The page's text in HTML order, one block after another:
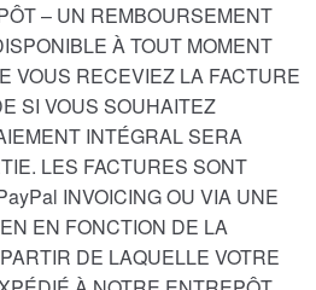
– UN REMBOURSEMENT
À TOUT MOMENT
VOUS RECEVIEZ LA FACTURE
SI VOUS SOUHAITEZ
INTÉGRAL SERA
LES FACTURES SONT
INVOICING OU VIA UNE
EN FONCTION DE LA
DE LAQUELLE VOTRE